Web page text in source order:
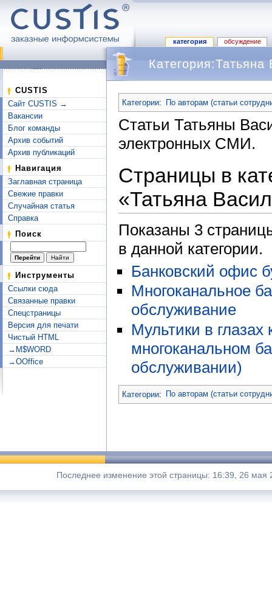
категория обсуждение
CUSTIS
Сайт CUSTIS →
Вакансии
Блог команды
Архив событий
Архив публикаций
Навигация
Заглавная страница
Свежие правки
Случайная статья
Справка
Поиск
Инструменты
Ссылки сюда
Связанные правки
Спецстраницы
Версия для печати
Чистый HTML
→M$WORD
→OOffice
Категории: По авторам (статьи
Статьи Татьяны
электронных СМИ.
Страницы в
«Татьяна
Показаны 3
в данной категории.
Банковский офис
Многоканальное
обслуживание
Мультики в глазах
многоканальном
обслуживании)
Категории: По авторам (статьи
Последнее изменение этой страницы: 16:39, 26 мая